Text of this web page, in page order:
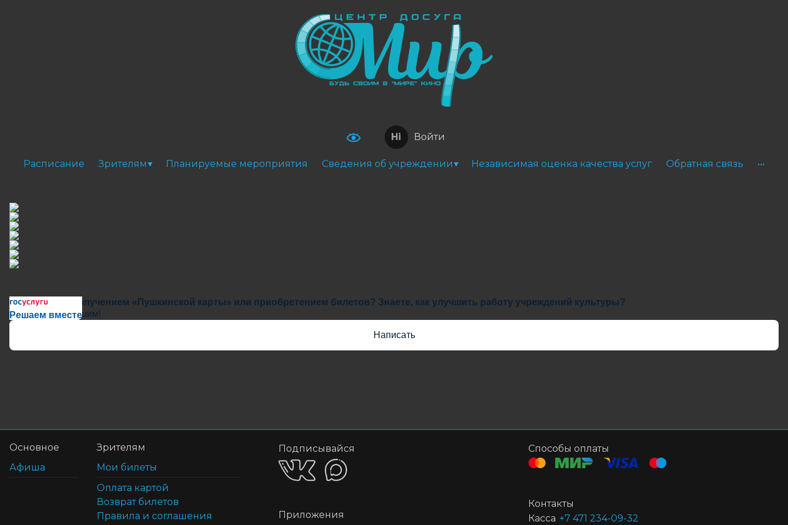
Войти
Расписание Зрителям Планируемые мероприятия Сведения об учреждении Независимая оценка качества услуг Обратная связь •••
Решаем вместе
Сложности с получением «Пушкинской карты» или приобретением билетов? Знаете, как улучшить работу учреждений культуры?
Напишите — решим!
Написать
Основное
Афиша
Зрителям
Мои билеты
Оплата картой
Возврат билетов
Правила и соглашения
Подписывайся
Приложения
Способы оплаты
Контакты
Касса +7 471 234-09-32